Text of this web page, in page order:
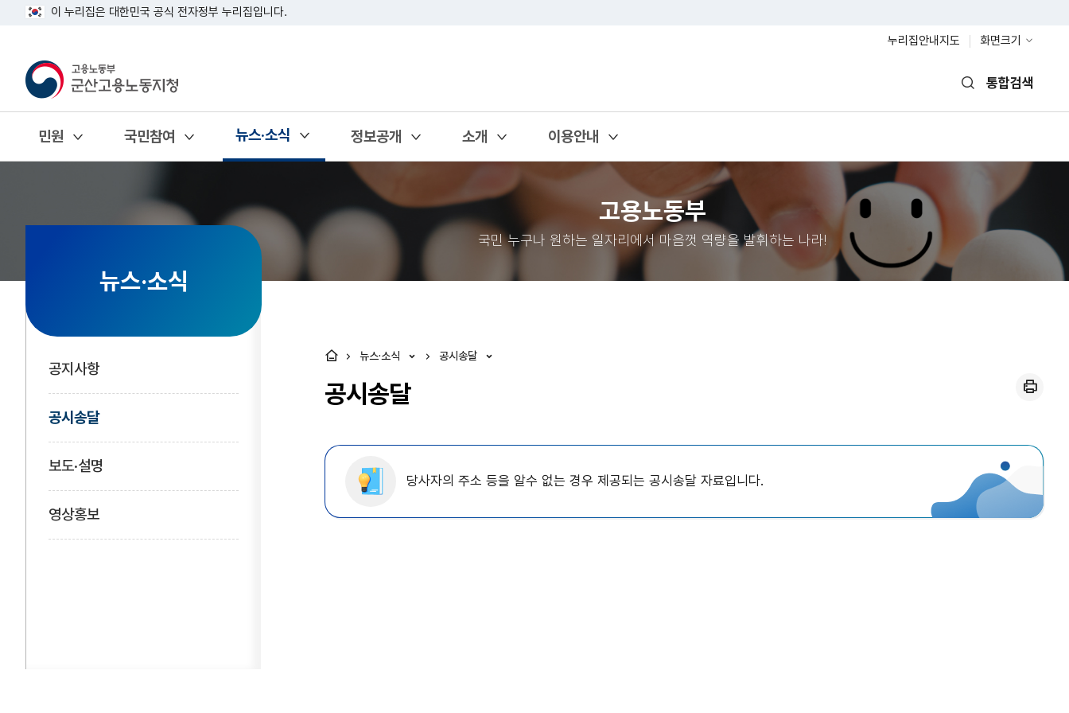
이 누리집은 대한민국 공식 전자정부 누리집입니다.
누리집안내지도
화면크기
통합검색
민원
열기
국민참여
열기
뉴스·소식
열기 정보공개
열기
소개
열기
이용안내
열기
고용노동부
국민 누구나 원하는 일자리에서 마음껏 역량을 발휘하는 나라!
뉴스·소식
공지사항
공시송달
보도·설명
영상홍보
공시송달
뉴스·소식 공시송달
당사자의 주소 등을 알수 없는 경우 제공되는 공시송달 자료입니다.